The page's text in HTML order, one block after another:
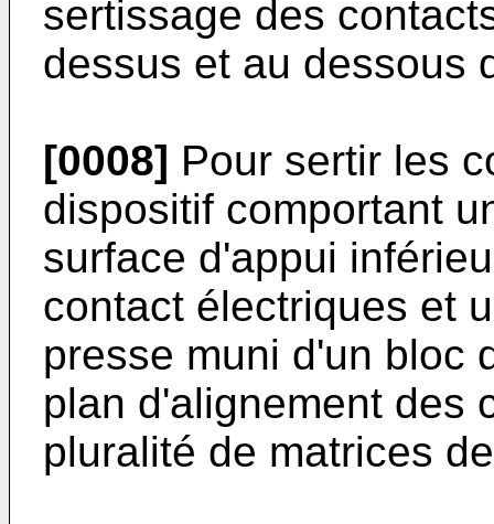
sertissage des
dessus et au dessous
[0008] Pour sertir les
dispositif comportant
surface d'appui
contact électriques et
presse muni d'un bloc
plan d'alignement des
pluralité de matrices